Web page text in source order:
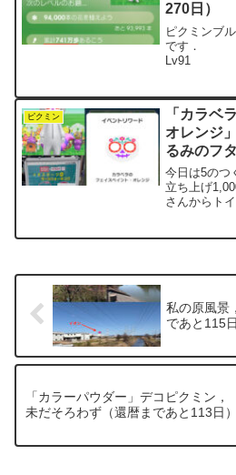
270日）
ピクミンブ
です．
710万歩
ピクミン
「カラベ
オレンジ
るみのフ
日）
今日は5のつ
立ち上げ
さんからト
私の原風景
であと115日
「カラーパウダー」デコピクミン，
未だそろわず（還暦まであと113日）